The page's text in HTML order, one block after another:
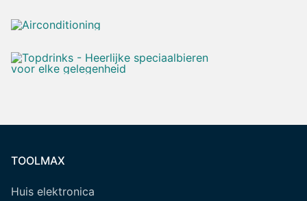
TOOLMAX
Huis elektronica